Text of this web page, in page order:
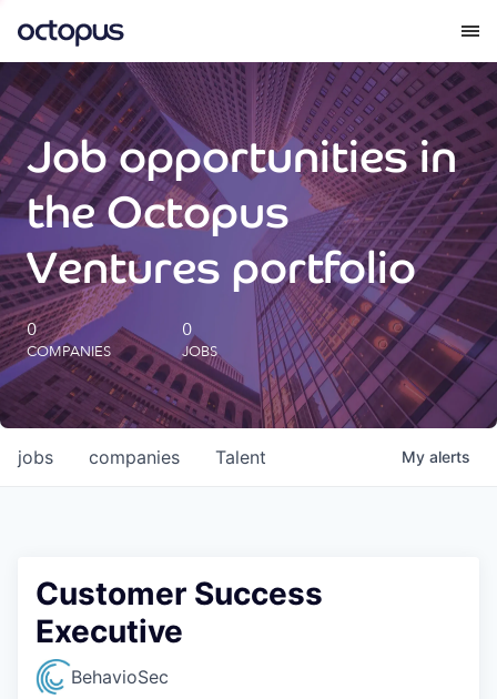
What we do
How we do it
Our impact
Future Generations Reports
Octopus Giving
Careers
Job opportunities in
the Octopus
Ventures portfolio
0
COMPANIES
0
JOBS
jobs companies Talent My alerts
Customer Success
Executive
BehavioSec